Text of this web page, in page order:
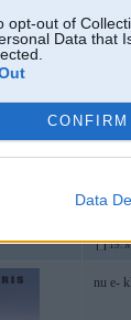
opt-out of
Data that
CONFIRM
Data
19.
nu e-